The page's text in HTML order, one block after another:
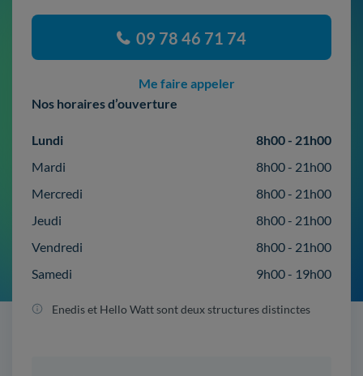
09 78 46 71 74
Me faire appeler
Nos horaires d’ouverture
Lundi
8h00 - 21h00
Mardi
8h00 - 21h00
Mercredi
8h00 - 21h00
Jeudi
8h00 - 21h00
Vendredi
8h00 - 21h00
Samedi
9h00 - 19h00
Enedis et Hello Watt sont deux structures distinctes